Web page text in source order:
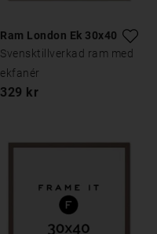
Ram London Ek 30x40
Svensktillverkad ram med
ekfanér
329 kr